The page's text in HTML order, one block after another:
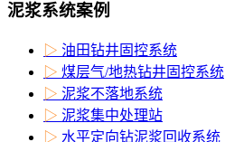
泥浆系统案例
▷ 油田钻井固控系统
▷ 煤层气/地热钻井固控系统
▷ 泥浆不落地系统
▷ 泥浆集中处理站
▷ 水平定向钻泥浆回收系统